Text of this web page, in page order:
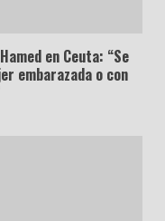
en Ceuta: “Se
embarazada o con